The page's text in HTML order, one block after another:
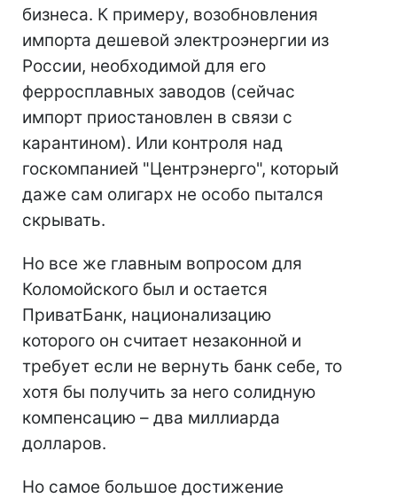
бизнеса. К примеру, возобновления
импорта дешевой электроэнергии из
России, необходимой для его
ферросплавных заводов (сейчас
импорт приостановлен в связи с
карантином). Или контроля над
госкомпанией "Центрэнерго", который
даже сам олигарх не особо пытался
скрывать.
Но все же главным вопросом для
Коломойского был и остается
ПриватБанк, национализацию
которого он считает незаконной и
требует если не вернуть банк себе, то
хотя бы получить за него солидную
компенсацию – два миллиарда
долларов.
Но самое большое достижение